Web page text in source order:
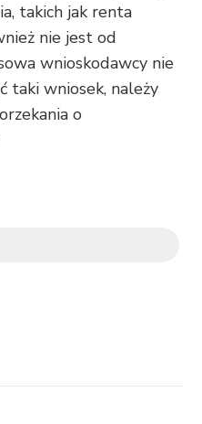
takich jak renta
nie jest od
wnioskodawcy nie
taki wniosek, należy
o